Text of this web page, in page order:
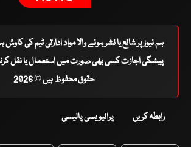
ہم نیوز پر شائع یا نشر ہونے والا مواد ادارتی ٹیم کی
پیشگی اجازت کسی بھی صورت میں استعمال یا نقل
حقوق محفوظ ہیں © 2026
رابطہ کریں پرائیویسی پالیسی